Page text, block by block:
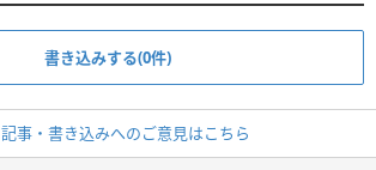
書き込みする(0件)
記事・書き込みへのご意見はこちら